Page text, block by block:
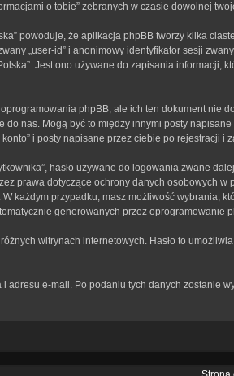
o tobie” zebranych w czasie dowolnej
powoduje, że aplikacja phpBB tworzy kilka
„user-id” i anonimowy identyfikator sesji
Jest ono używane do zapisania informacji,
phpBB, ale ich ten dokument nie
nas. Mogą być to między innymi posty
i posty napisane przez ciebie po rejestracji i
hasło używane do logowania zwane
prawa dotyczące ochrony danych osobowych
każdym przypadku, masz możliwość wybrania,
generowanych przez oprogramowanie
witrynach internetowych. Hasło to
e-mail. Po podaniu tych danych zostanie